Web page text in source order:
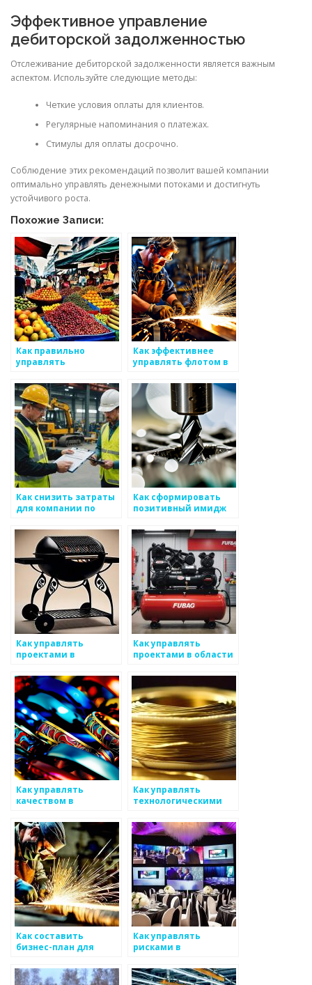
Эффективное управление
дебиторской задолженностью
Отслеживание дебиторской задолженности является важным
аспектом. Используйте следующие методы:
Четкие условия оплаты для клиентов.
Регулярные напоминания о платежах.
Стимулы для оплаты досрочно.
Соблюдение этих рекомендаций позволит вашей компании
оптимально управлять денежными потоками и достигнуть
устойчивого роста.
Похожие Записи:
Как правильно
управлять
средствами в
бизнесе по
металлоизделиям
Как эффективнее
управлять флотом в
производящей
металлоизделия
Как снизить затраты
для компании по
Как сформировать
позитивный имидж
работающей в сфере
металлоизделий
Как управлять
проектами в
занимающейся
производством
металлических
изделий
Как управлять
проектами в области
Как управлять
качеством в
металлоизделий
Как управлять
технологическими
металлургии
Как составить
бизнес-план для
компании
Как управлять
рисками в
металлоизделий